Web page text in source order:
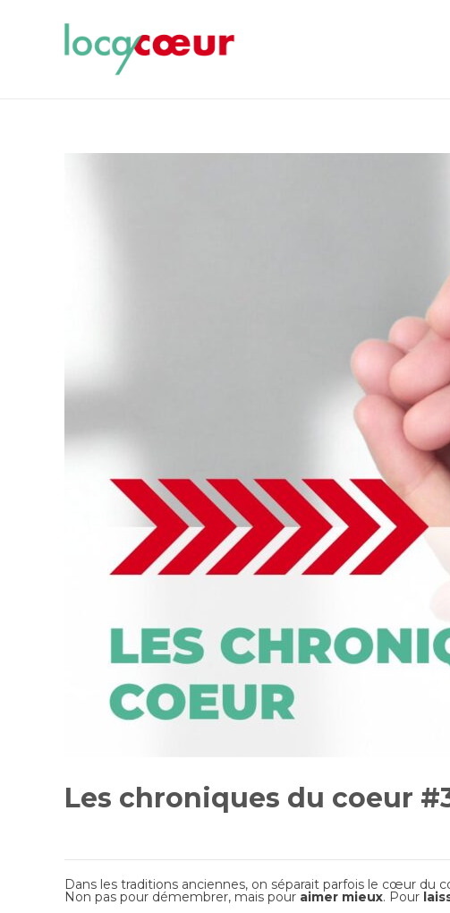
Les chroniques du coeur
Dans les traditions anciennes, on séparait parfois le cœur du
Non pas pour démembrer, mais pour aimer mieux. Pour